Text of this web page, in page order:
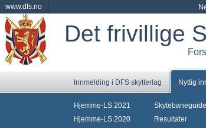
www.dfs.no
Det frivillige
Innmelding i DFS skytterlag Nyttig
Hjemme-LS 2021
Hjemme-LS 2020
Skytebaneguide
Resultater